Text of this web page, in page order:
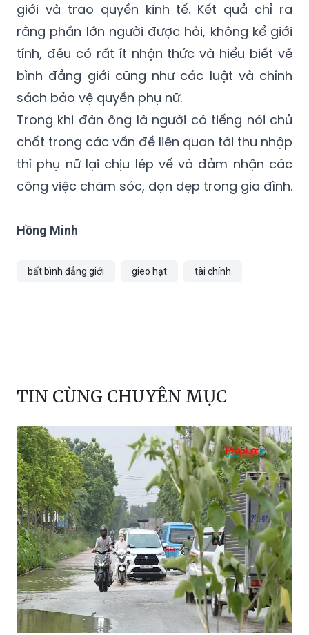
giới và trao quyền kinh tế. Kết quả chỉ ra
rằng phần lớn người được hỏi, không kể giới
tính, đều có rất ít nhận thức và hiểu biết về
bình đẳng giới cũng như các luật và chính
sách bảo vệ quyền phụ nữ.
Trong khi đàn ông là người có tiếng nói chủ
chốt trong các vấn đề liên quan tới thu nhập
thì phụ nữ lại chịu lép vế và đảm nhận các
công việc chăm sóc, dọn dẹp trong gia đình.
Hồng Minh
bất bình đẳng giới gieo hạt tài chính
TIN CÙNG CHUYÊN MỤC